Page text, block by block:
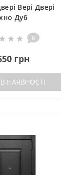
Вері Двері
Дуб
0
грн
НАЯВНОСТІ